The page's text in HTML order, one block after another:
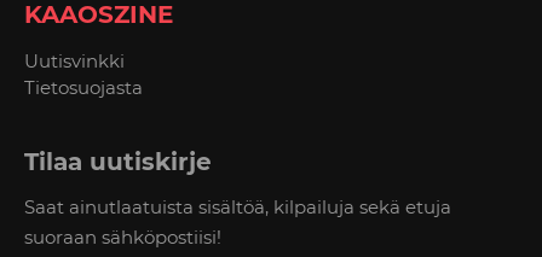
KAAOSZINE
Uutisvinkki
Tietosuojasta
Tilaa uutiskirje
Saat ainutlaatuista sisältöä, kilpailuja sekä etuja
suoraan sähköpostiisi!